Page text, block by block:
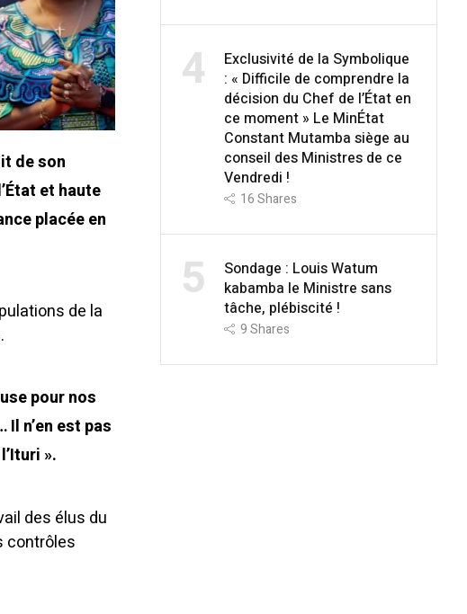
de son
et haute
placée en
de la
pour nos
n’en est pas
».
des élus du
contrôles
4
Exclusivité de la Symbolique
: « Difficile de comprendre la
décision du Chef de l’État en
ce moment » Le MinÉtat
Constant Mutamba siège au
conseil des Ministres de ce
Vendredi !
16Shares
5
Sondage : Louis Watum
kabamba le Ministre sans
tâche, plébiscité !
9Shares